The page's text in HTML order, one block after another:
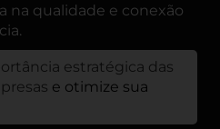
na qualidade e conexão
estratégica das
e otimize sua